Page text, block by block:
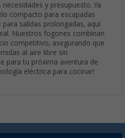
y presupuesto. Ya
compacto para escapadas
salidas prolongadas, aquí
Nuestros fogones combinan
competitivo, asegurando que
al aire libre sin
para tu próxima aventura de
eléctrica para cocinar!